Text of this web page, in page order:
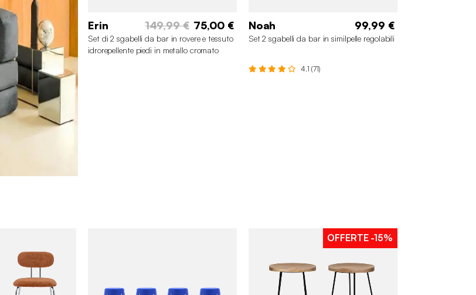
Erin 149,99 € 75,00 €
Set di 2 sgabelli da bar in rovere e tessuto
idrorepellente piedi in metallo cromato
Noah 99,99 €
Set 2 sgabelli da bar in similpelle regolabili
4.1 (71)
OFFERTE-15%